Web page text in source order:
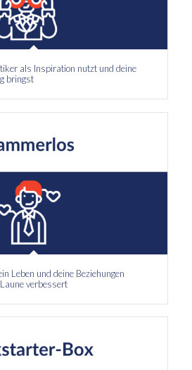
als Inspiration nutzt und deine
bringst
Leben und deine Beziehungen
verbessert